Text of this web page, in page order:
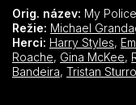
Orig. název: My
Režie: Michael
Herci: Harry Styles,
Roache, Gina McKee,
Bandeira, Tristan